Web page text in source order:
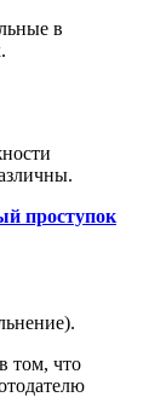
в
проступок
том, что